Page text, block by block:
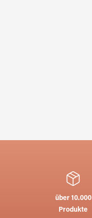
über 10.000
Produkte